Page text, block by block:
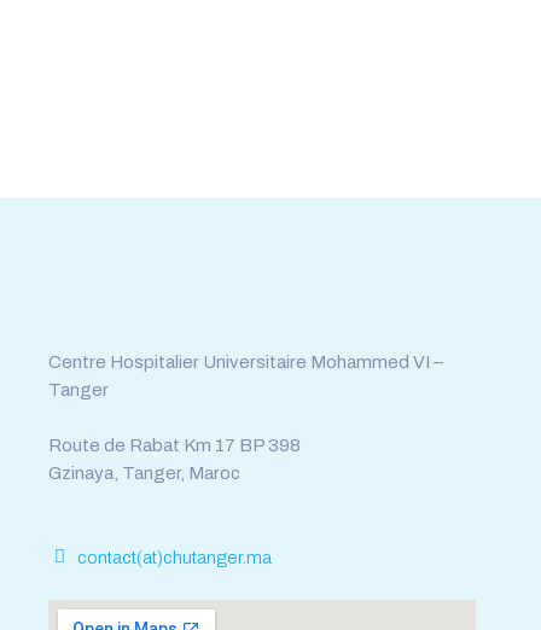
Centre Hospitalier Universitaire Mohammed VI –
Tanger
Route de Rabat Km 17 BP 398
Gzinaya, Tanger, Maroc
contact(at)chutanger.ma